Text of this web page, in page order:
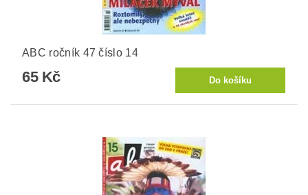
ABC ročník 47 číslo 14
65 Kč